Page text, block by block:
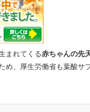
まれてくる赤ちゃんの先
め、厚生労働省も葉酸サ